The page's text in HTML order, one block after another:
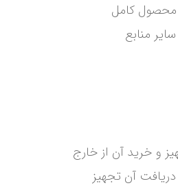
کامل
منابع
و خرید آن از خارج
دریافت آن تجهیز